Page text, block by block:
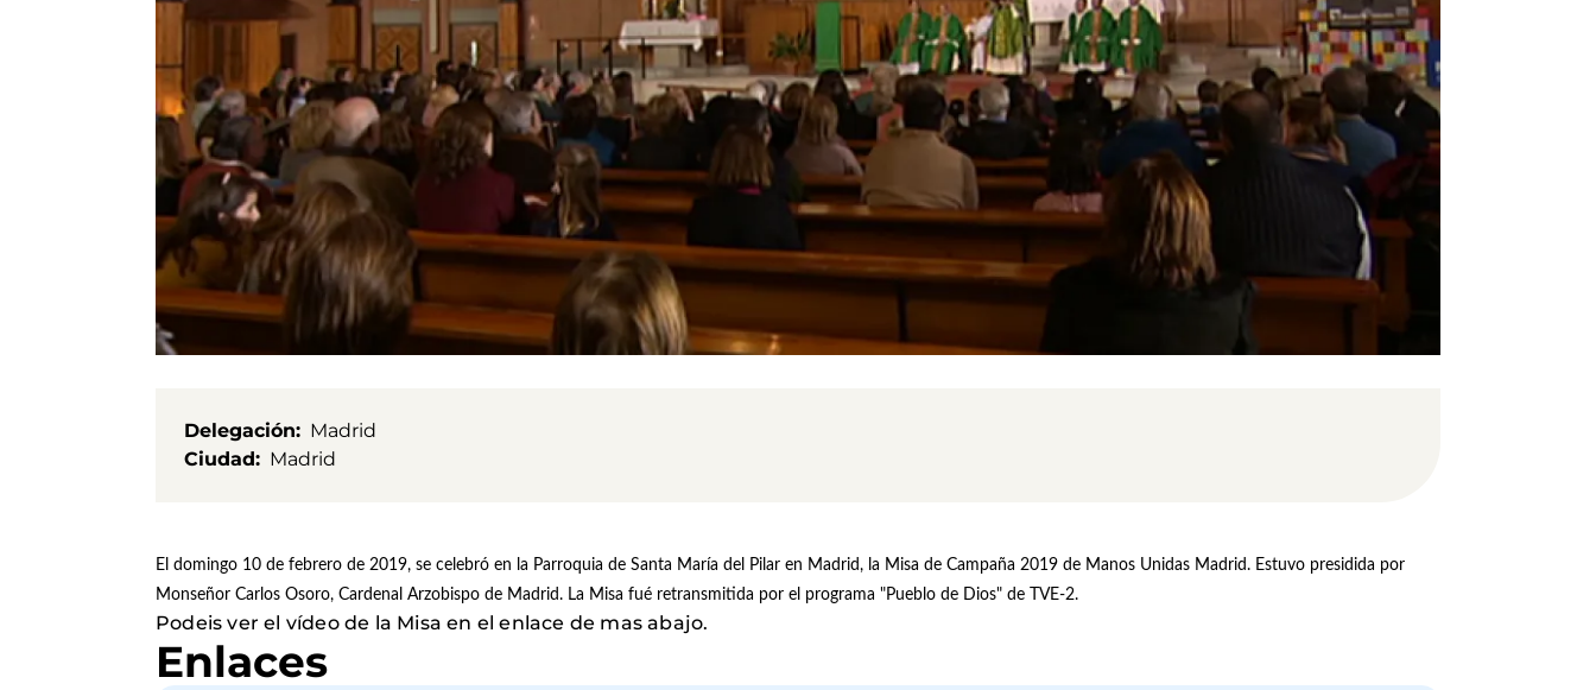
Delegación
Madrid
Ciudad
Madrid
El domingo 10 de febrero de 2019, se celebró en la Parroquia de Santa María del Pilar en Madrid, la Misa de Campaña 2019 de Manos Unidas Madrid. Estuvo presidida por
Monseñor Carlos Osoro, Cardenal Arzobispo de Madrid. La Misa fué retransmitida por el programa "Pueblo de Dios" de TVE-2.
Podeis ver el vídeo de la Misa en el enlace de mas abajo.
Enlaces